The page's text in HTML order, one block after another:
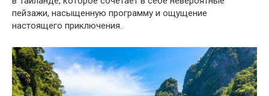
пейзажи, насыщенную программу и ощущение
настоящего приключения.